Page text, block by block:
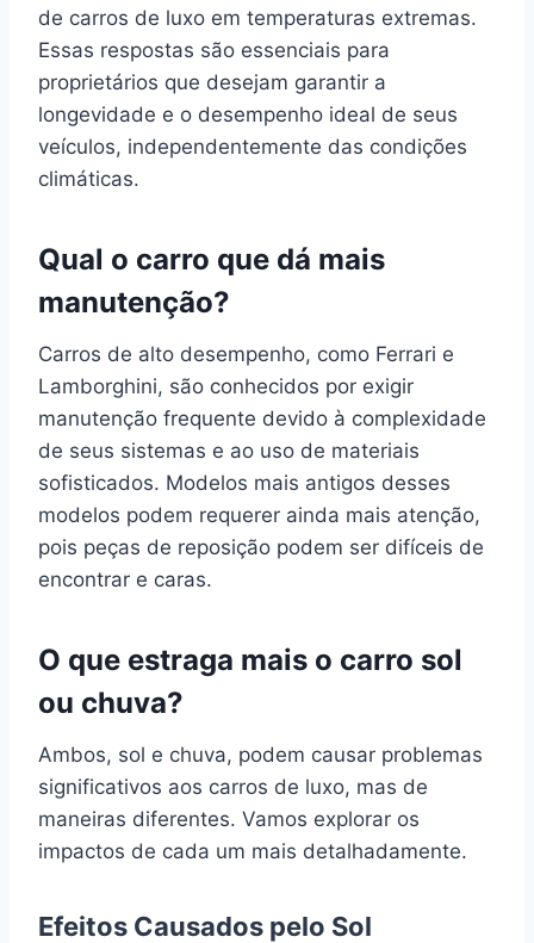
de carros de luxo em temperaturas extremas.
Essas respostas são essenciais para
proprietários que desejam garantir a
longevidade e o desempenho ideal de seus
veículos, independentemente das condições
climáticas.
Qual o carro que dá mais
manutenção?
Carros de alto desempenho, como Ferrari e
Lamborghini, são conhecidos por exigir
manutenção frequente devido à complexidade
de seus sistemas e ao uso de materiais
sofisticados. Modelos mais antigos desses
modelos podem requerer ainda mais atenção,
pois peças de reposição podem ser difíceis de
encontrar e caras.
O que estraga mais o carro sol
ou chuva?
Ambos, sol e chuva, podem causar problemas
significativos aos carros de luxo, mas de
maneiras diferentes. Vamos explorar os
impactos de cada um mais detalhadamente.
Efeitos Causados pelo Sol